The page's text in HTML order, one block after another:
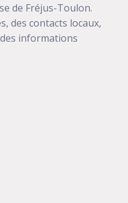
de Fréjus-Toulon.
des contacts locaux,
informations